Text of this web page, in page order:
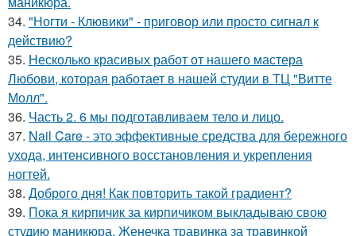
34. "Ногти - Клювики" - приговор или просто сигнал к
действию?
35. Несколько красивых работ от нашего мастера
Любови, которая работает в нашей студии в ТЦ "Витте
Молл".
36. Часть 2. 6 мы подготавливаем тело и лицо.
37. Nail Care - это эффективные средства для бережного
ухода, интенсивного восстановления и укрепления
ногтей.
38. Доброго дня! Как повторить такой градиент?
39. Пока я кирпичик за кирпичиком выкладываю свою
студию маникюра, Женечка травинка за травинкой